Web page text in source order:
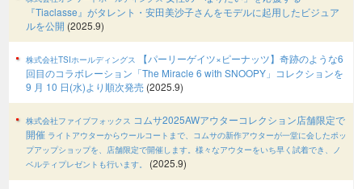
『Tiaclasse』がタレント・安田美沙子さんをモデルに起用したビジュア
ルを公開 (2025.9)
株式会社TSIホールディングス
【パーリーゲイツ×ピーナッツ】奇跡のような6
回目のコラボレーション「The Miracle 6 with SNOOPY」コレクションを
9 月 10 日(水)より順次発売 (2025.9)
株式会社ファイブフォックス コムサ2025AWアウターコレクション店舗限定で
開催 ライトアウターからウールコートまで、コムサの新作アウターが一堂に会したポッ
プアップショップを、店舗限定で開催します。様々なアウターをいち早く試着でき、ノ
ベルティプレゼントも行います。
(2025.9)